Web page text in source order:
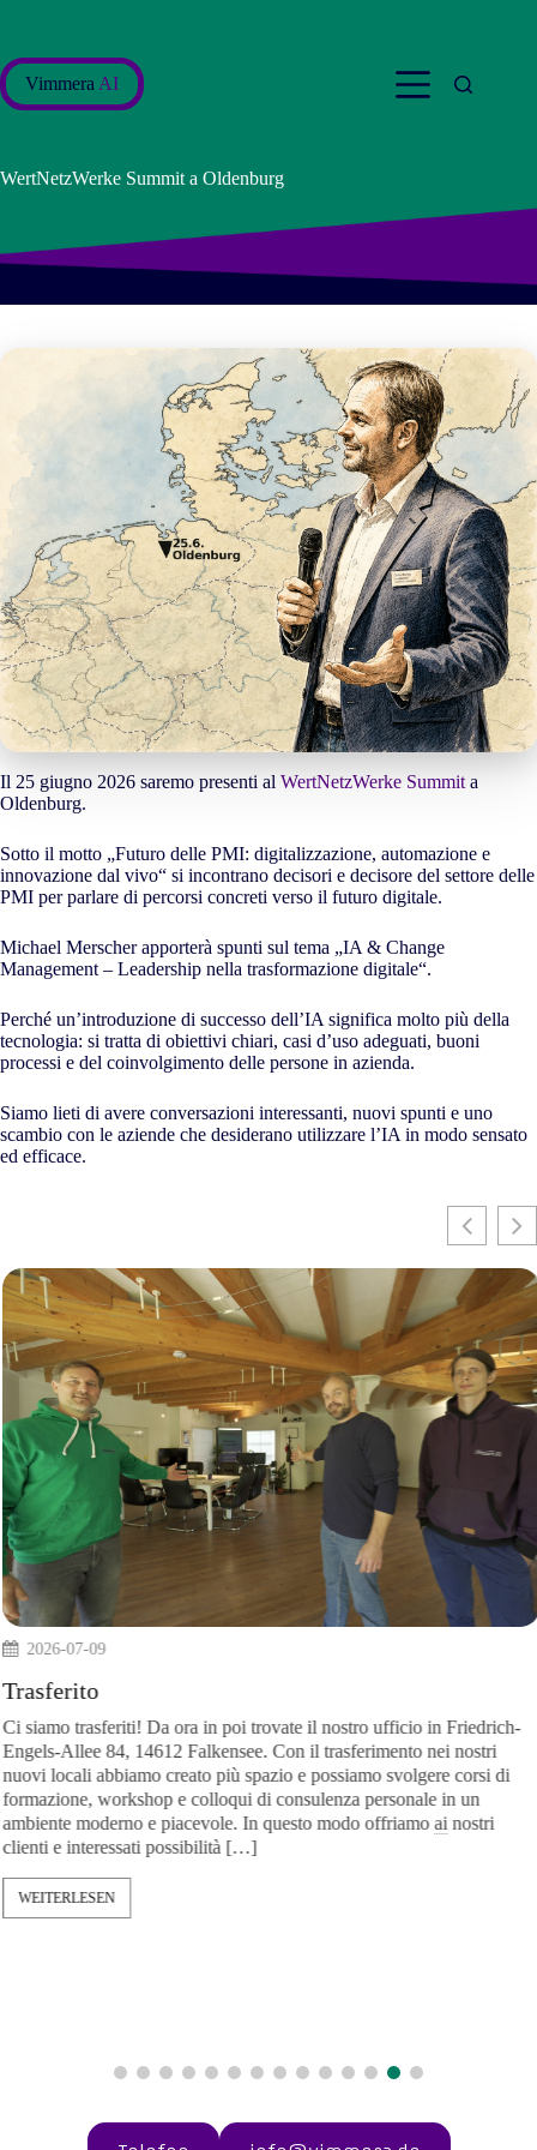
Vimmera AI
WertNetzWerke Summit a Oldenburg
Il 25 giugno 2026 saremo presenti al WertNetzWerke Summit a
Oldenburg.
Sotto il motto „Futuro delle PMI: digitalizzazione, automazione e
innovazione dal vivo“ si incontrano decisori e decisore del settore delle
PMI per parlare di percorsi concreti verso il futuro digitale.
Michael Merscher apporterà spunti sul tema „IA & Change
Management – Leadership nella trasformazione digitale“.
Perché un’introduzione di successo dell’IA significa molto più della
tecnologia: si tratta di obiettivi chiari, casi d’uso adeguati, buoni
processi e del coinvolgimento delle persone in azienda.
Siamo lieti di avere conversazioni interessanti, nuovi spunti e uno
scambio con le aziende che desiderano utilizzare l’IA in modo sensato
ed efficace.
2026-07-09
Trasferito
Ci siamo trasferiti! Da ora in poi trovate il nostro ufficio in
Engels-Allee 84, 14612 Falkensee. Con il trasferimento nei
nuovi locali abbiamo creato più spazio e possiamo svolgere
formazione, workshop e colloqui di consulenza personale in
ambiente moderno e piacevole. In questo modo offriamo
clienti e interessati possibilità […]
WEITERLESEN
Il